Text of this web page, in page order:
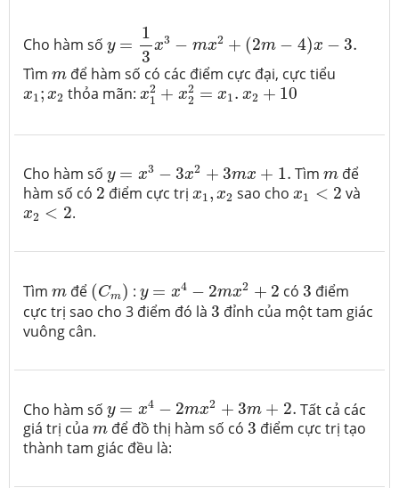
Cho hàm số y =
1
3
x3 − mx2 + (2m − 4)x − 3.
3x
Tìm m
m để hàm số có các điểm cực đại, cực tiểu
x1; x2
x1;x2 thỏa mãn:x2
1 + x2
2 = x1. x2 + 10
x12+x22=x 1.x2+10
Cho hàm số y = x3 − 3x2 + 3mx + 1.
− 2+ 3 m x+ Tìm m
mđể
hàm số có 2
2 điểm cực trị x1, x2
x1 x2 sao chox1 < 2
x1<2 và
x2 < 2
x2<2 .
Tìm m
m để (Cm)
(Cm ) : y = x4 − 2mx2 + 2
− mx 2 có 3
3 điểm
cực trị sao cho 3 điểm đó là 3
3 đỉnh của một tam giác
vuông cân.
Cho hàm số y = x4 − 2mx2 + 3m + 2.
− mx 3 m +2.
Tất cả các
giá trị của m
mđể đồ thị hàm số có 3
3 điểm cực trị tạo
thành tam giác đều là: